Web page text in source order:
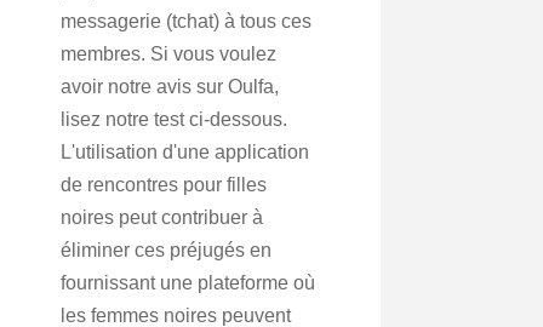
messagerie (tchat) à tous ces
membres. Si vous voulez
avoir notre avis sur Oulfa,
lisez notre test ci-dessous.
L'utilisation d'une application
de rencontres pour filles
noires peut contribuer à
éliminer ces préjugés en
fournissant une plateforme où
les femmes noires peuvent